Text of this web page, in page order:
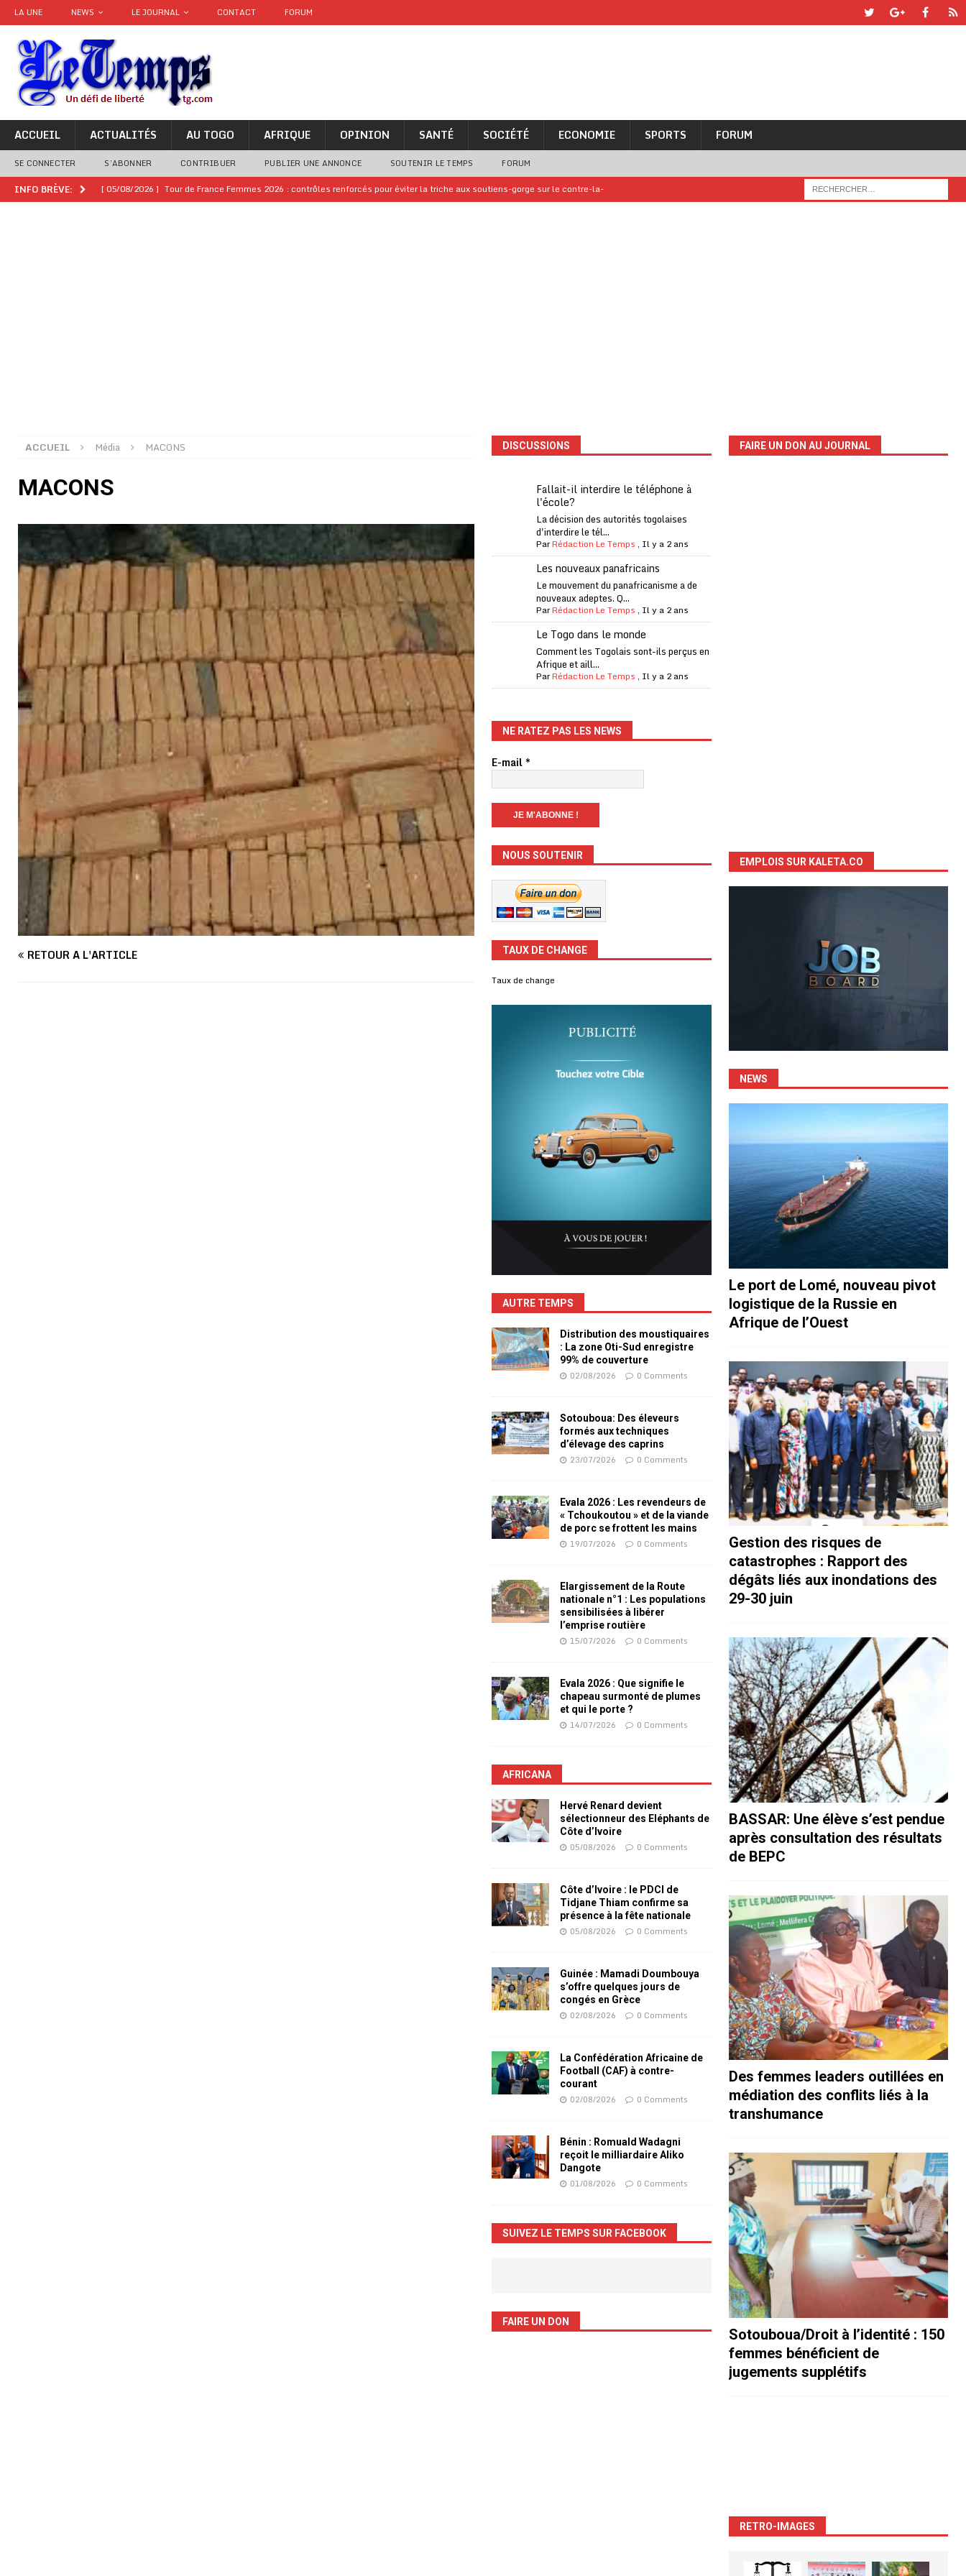
LA UNE NEWS LE JOURNAL CONTACT FORUM
ACCUEIL ACTUALITÉS AU TOGO AFRIQUE OPINION SANTÉ SOCIÉTÉ ECONOMIE SPORTS FORUM
SE CONNECTER S’ABONNER CONTRIBUER PUBLIER UNE ANNONCE SOUTENIR LE TEMPS FORUM
INFO BRÈVE: [ 05/08/2026 ] Tour de France Femmes 2026 : contrôles renforcés pour éviter la triche aux soutiens-gorge sur le contre-la-
Franco Baresi, légendaire défenseur de l’Italie et de l’AC Milan, est mort à 66 ans
A LA UNE
[ 31/07/2026 ]
[ 31/07/2026 ] Projet d’investisseurs à la Fifa: l’UEFA menace à «l’unanimité» d’un boycott des Coupes du monde
BUSINESS
[ 30/07/2026 ]
Mali : au moins 19 soldats exécutés, Amnesty International exige une enquête
A LA UNE
[ 05/08/2026 ]
Hervé Renard devient sélectionneur des Eléphants de Côte d’Ivoire A LA UNE
ACCUEIL Média MACONS
MACONS
RETOUR À L'ARTICLE
DISCUSSIONS
Fallait-il interdire le téléphone à
l'école?
La décision des autorités togolaises
d'interdire le tél...
ParRédaction Le Temps , Il y a 2 ans
Les nouveaux panafricains
Le mouvement du panafricanisme a de
nouveaux adeptes. Q...
ParRédaction Le Temps , Il y a 2 ans
Le Togo dans le monde
Comment les Togolais sont-ils perçus en
Afrique et aill...
ParRédaction Le Temps , Il y a 2 ans
NE RATEZ PAS LES NEWS
E-mail*
NOUS SOUTENIR
TAUX DE CHANGE
Taux de change
AUTRE TEMPS
Distribution des moustiquaires
: La zone Oti-Sud enregistre
99% de couverture
02/08/2026 0 Comments
Sotouboua: Des éleveurs
formés aux techniques
d’élevage des caprins
23/07/2026 0 Comments
Evala 2026 : Les revendeurs de
« Tchoukoutou » et de la viande
de porc se frottent les mains
19/07/2026 0 Comments
Elargissement de la Route
nationale n°1 : Les populations
sensibilisées à libérer
l’emprise routière
15/07/2026 0 Comments
Evala 2026 : Que signifie le
chapeau surmonté de plumes
et qui le porte ?
14/07/2026 0 Comments
AFRICANA
Hervé Renard devient
sélectionneur des Eléphants de
Côte d’Ivoire
05/08/2026 0 Comments
Côte d’Ivoire : le PDCI de
Tidjane Thiam confirme sa
présence à la fête nationale
05/08/2026 0 Comments
Guinée : Mamadi Doumbouya
s’offre quelques jours de
congés en Grèce
02/08/2026 0 Comments
La Confédération Africaine de
Football (CAF) à contre-
courant
02/08/2026 0 Comments
Bénin : Romuald Wadagni
reçoit le milliardaire Aliko
Dangote
01/08/2026 0 Comments
SUIVEZ LE TEMPS SUR FACEBOOK
FAIRE UN DON
FAIRE UN DON AU JOURNAL
EMPLOIS SUR KALETA.CO
NEWS
Le port de Lomé, nouveau pivot
logistique de la Russie en
Afrique de l’Ouest
Gestion des risques de
catastrophes : Rapport des
dégâts liés aux inondations des
29-30 juin
BASSAR: Une élève s’est pendue
après consultation des résultats
de BEPC
Des femmes leaders outillées en
médiation des conflits liés à la
transhumance
Sotouboua/Droit à l’identité : 150
femmes bénéficient de
jugements supplétifs
RETRO-IMAGES